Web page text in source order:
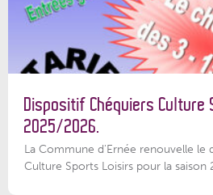
Dispositif Chéquiers Culture
2025/2026.
La Commune d'Ernée renouvelle le
Culture Sports Loisirs pour la saison